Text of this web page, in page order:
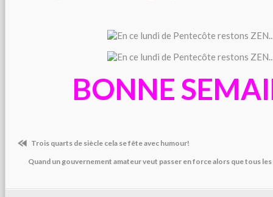
BONNE
Trois quarts de siècle cela se fête avec humour!
Quand un gouvernement amateur veut passer en force alors que tous